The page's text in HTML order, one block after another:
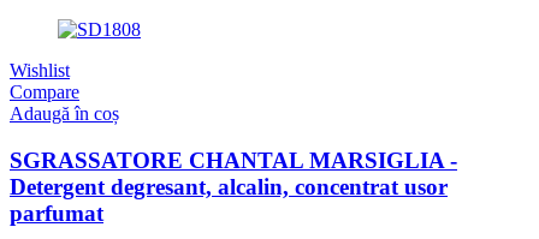
Wishlist
Compare
Adaugă în coș
SGRASSATORE CHANTAL MARSIGLIA -
Detergent degresant, alcalin, concentrat usor
parfumat